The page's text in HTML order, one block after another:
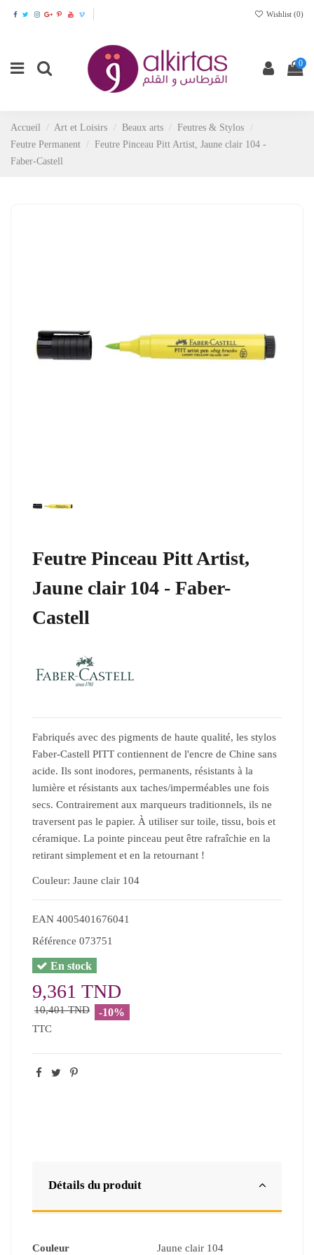
Wishlist (0)
0
Accueil Art et Loisirs Beaux arts
Feutres & Stylos
Feutre Permanent
Feutre Pinceau Pitt Artist, Jaune clair 104 -
Faber-Castell
Feutre Pinceau Pitt Artist,
Jaune clair 104 - Faber-
Castell
Fabriqués avec des pigments de haute qualité, les stylos
Faber-Castell PITT contiennent de l'encre de Chine sans
acide. Ils sont inodores, permanents, résistants à la
lumière et résistants aux taches/imperméables une fois
secs. Contrairement aux marqueurs traditionnels, ils ne
traversent pas le papier. À utiliser sur toile, tissu, bois et
céramique. La pointe pinceau peut être rafraîchie en la
retirant simplement et en la retournant !
Couleur: Jaune clair 104
EAN 4005401676041
Référence 073751
En stock
9,361 TND
10,401 TND -10%
TTC
Détails du produit
Couleur Jaune clair 104